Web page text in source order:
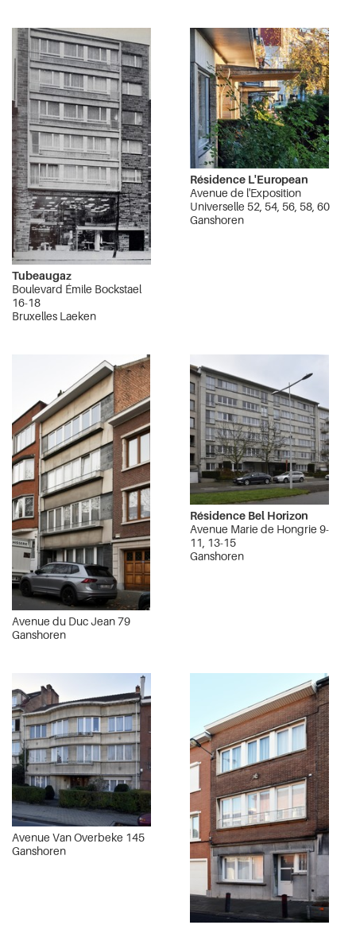
Tubeaugaz
Boulevard Émile Bockstael
16-18
Bruxelles Laeken
Résidence L'European
Avenue de l'Exposition
Universelle 52, 54, 56, 58, 60
Ganshoren
Avenue du Duc Jean 79
Ganshoren
Résidence Bel Horizon
Avenue Marie de Hongrie 9-
11, 13-15
Ganshoren
Avenue Van Overbeke 145
Ganshoren